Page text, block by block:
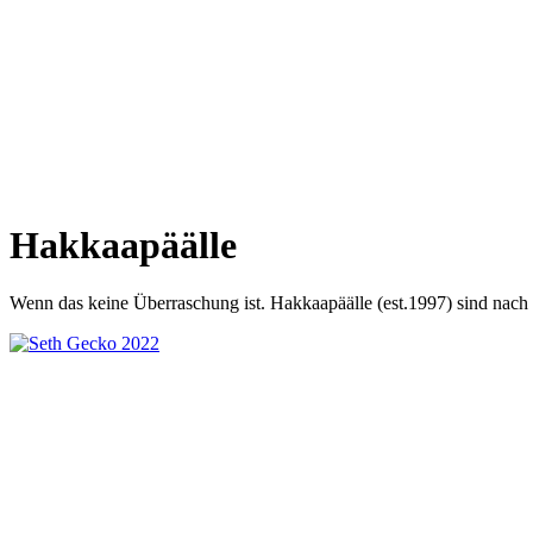
Hakkaapäälle
Wenn das keine Überraschung ist. Hakkaapäälle (est.1997) sind